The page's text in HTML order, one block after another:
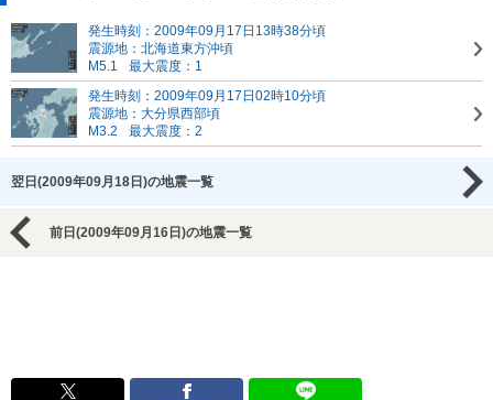
発生時刻：2009年09月17日13時38分頃
震源地：北海道東方沖頃
M5.1
最大震度：1
発生時刻：2009年09月17日02時10分頃
震源地：大分県西部頃
M3.2
最大震度：2
翌日(2009年09月18日)の地震一覧
前日(2009年09月16日)の地震一覧